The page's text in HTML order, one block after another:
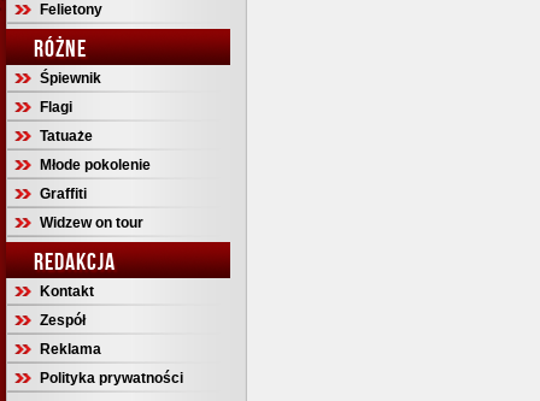
Felietony
RÓŻNE
Śpiewnik
Flagi
Tatuaże
Młode pokolenie
Graffiti
Widzew on tour
REDAKCJA
Kontakt
Zespół
Reklama
Polityka prywatności